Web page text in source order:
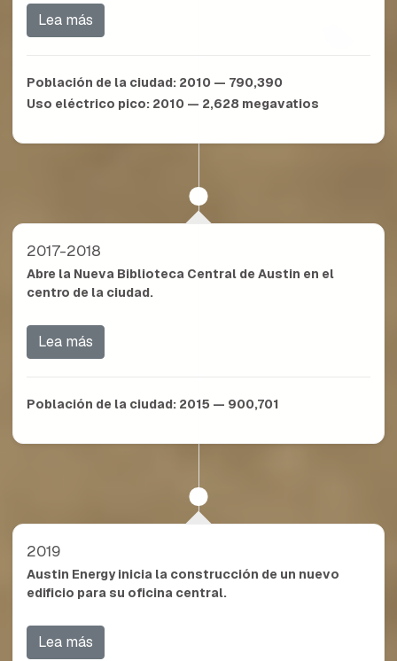
Lea más
Población de la ciudad: 2010 — 790,390
Uso eléctrico pico: 2010 — 2,628 megavatios
2017-2018
Abre la Nueva Biblioteca Central de Austin en el
centro de la ciudad.
Lea más
Población de la ciudad: 2015 — 900,701
2019
Austin Energy inicia la construcción de un nuevo
edificio para su oficina central.
Lea más